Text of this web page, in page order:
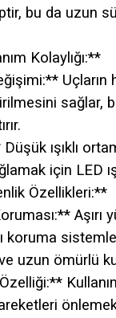
bu da uzun
Kolaylığı:**
Uçların
sağlar,
ışıklı
için LED
Özellikleri:**
Aşırı
koruma
uzun ömürlü